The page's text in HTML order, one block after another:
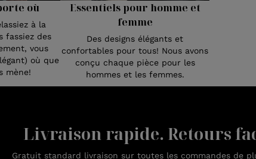
où
à la
fassiez des
vous
où que
mène!
Essentiels pour homme et
femme
Des designs élégants et
confortables pour tous! Nous avons
conçu chaque pièce pour les
hommes et les femmes.
Livraison rapide. Retours
Gratuit standard livraison sur toutes les commandes de